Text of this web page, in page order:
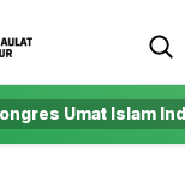
Umat Islam